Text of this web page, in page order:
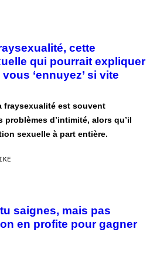
cette
qui pourrait expliquer
‘ennuyez’ si vite
fraysexualité est souvent
d’intimité, alors qu’il
sexuelle à part entière.
saignes, mais pas
en profite pour gagner